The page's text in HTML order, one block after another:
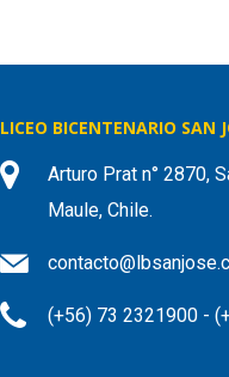
LICEO BICENTENARIO SAN
Arturo Prat n° 2870,
Maule, Chile.
(+56) 73 2321900 -